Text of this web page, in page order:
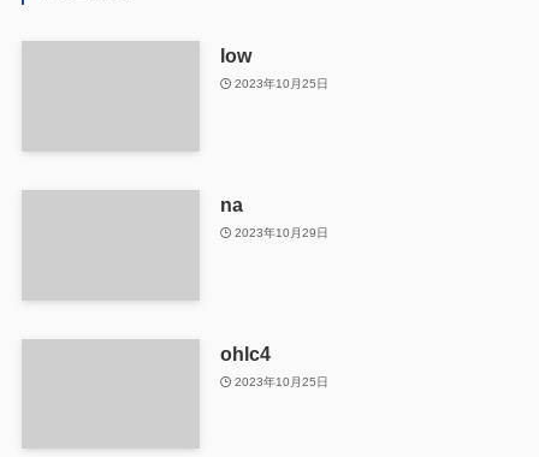
low
2023年10月25日
na
2023年10月29日
ohlc4
2023年10月25日